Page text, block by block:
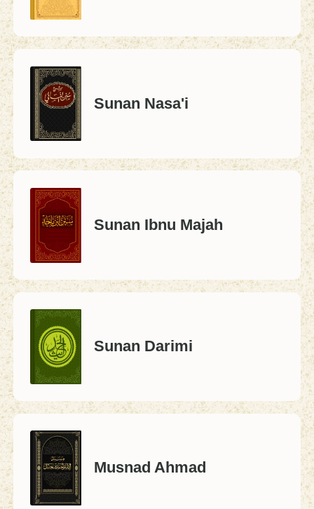
Sunan Nasa'i
Sunan Ibnu Majah
Sunan Darimi
Musnad Ahmad